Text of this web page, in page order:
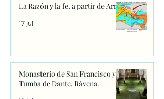
La Razón y la fe, a partir de Arrio
17 jul
Monasterio de San Francisco y
Tumba de Dante. Rávena.